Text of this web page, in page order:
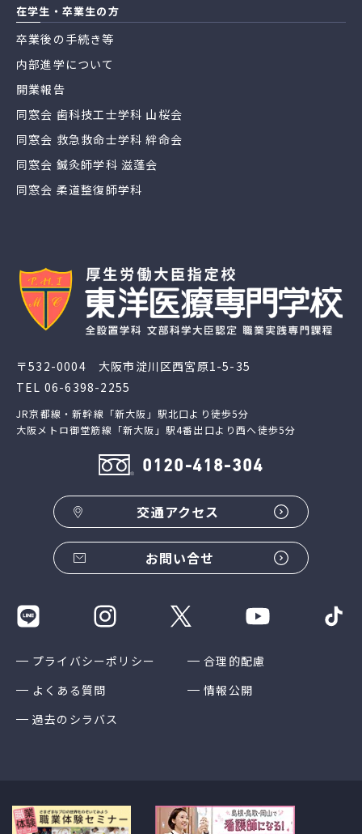
〒532-0004 大阪市淀川区西宮原1-5-35
TEL 06-6398-2255
JR京都線・新幹線「新大阪」駅北口より徒歩5分
大阪メトロ御堂筋線「新大阪」駅4番出口より西へ徒歩5分
0120-418-304
交通アクセス
お問い合せ
プライバシーポリシー
合理的配慮
よくある質問
情報公開
過去のシラバス
在学生・卒業生の方
卒業後の手続き等
内部進学について
開業報告
同窓会 歯科技工士学科 山桜会
同窓会 救急救命士学科 絆命会
同窓会 鍼灸師学科 滋蓬会
同窓会 柔道整復師学科